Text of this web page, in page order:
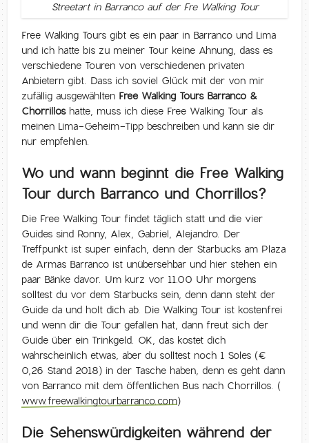
Streetart in Barranco auf der Fre Walking Tour
Free Walking Tours gibt es ein paar in Barranco und Lima
und ich hatte bis zu meiner Tour keine Ahnung, dass es
verschiedene Touren von verschiedenen privaten
Anbietern gibt. Dass ich soviel Glück mit der von mir
zufällig ausgewählten Free Walking Tours Barranco &
Chorrilloshatte, muss ich diese Free Walking Tour als
meinen Lima-Geheim-Tipp beschreiben und kann sie dir
nur empfehlen.
Wo und wann beginnt die Free Walking
Tour durch Barranco und Chorrillos?
Die Free Walking Tour findet täglich statt und die vier
Guides sind Ronny, Alex, Gabriel, Alejandro. Der
Treffpunkt ist super einfach, denn der Starbucks am Plaza
de Armas Barranco ist unübersehbar und hier stehen ein
paar Bänke davor. Um kurz vor 11.00 Uhr morgens
solltest du vor dem Starbucks sein, denn dann steht der
Guide da und holt dich ab. Die Walking Tour ist kostenfrei
und wenn dir die Tour gefallen hat, dann freut sich der
Guide über ein Trinkgeld. OK, das kostet dich
wahrscheinlich etwas, aber du solltest noch 1 Soles (€
0,26 Stand 2018) in der Tasche haben, denn es geht dann
von Barranco mit dem öffentlichen Bus nach Chorrillos. (
www.freewalkingtourbarranco.com)
Die Sehenswürdigkeiten während der